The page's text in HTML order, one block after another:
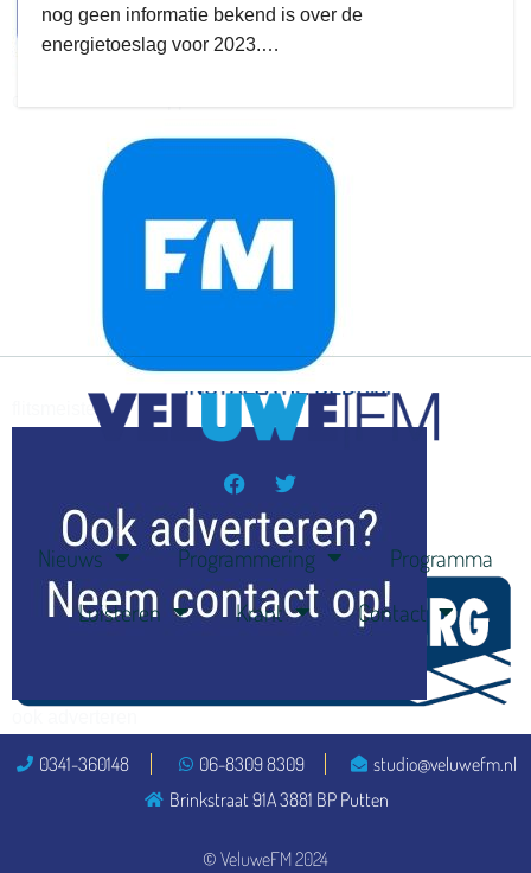
delangekortland
flitsmeister
nog geen informatie bekend is over de
energietoeslag voor 2023.…
Nieuws Programmering
Programma
Luisteren
Krant Contact
© VeluweFM 2024
0341-360148 06-8309 8309
studio@veluwefm.nl
Brinkstraat 91A 3881 BP Putten